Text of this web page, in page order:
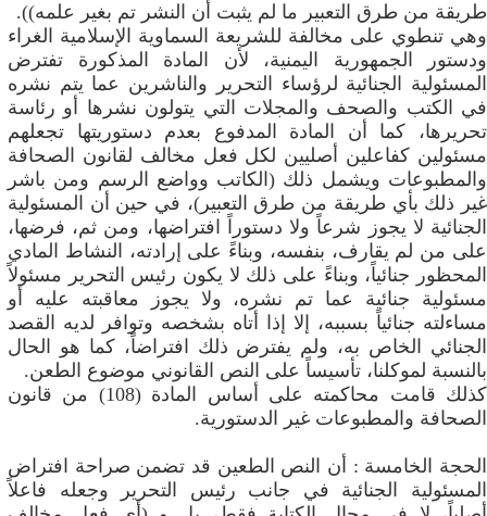
طريقة من طرق التعبير ما لم يثبت أن النشر تم بغير علمه)).
وهي تنطوي على مخالفة للشريعة السماوية الإسلامية الغراء
ودستور الجمهورية اليمنية، لأن المادة المذكورة تفترض
المسئولية الجنائية لرؤساء التحرير والناشرين عما يتم نشره
في الكتب والصحف والمجلات التي يتولون نشرها أو رئاسة
تحريرها، كما أن المادة المدفوع بعدم دستوريتها تجعلهم
مسئولين كفاعلين أصليين لكل فعل مخالف لقانون الصحافة
والمطبوعات ويشمل ذلك (الكاتب وواضع الرسم ومن باشر
غير ذلك بأي طريقة من طرق التعبير)، في حين أن المسئولية
الجنائية لا يجوز شرعاً ولا دستوراً افتراضها، ومن ثم، فرضها،
على من لم يقارف، بنفسه، وبناءً على إرادته، النشاط المادي
المحظور جنائياً، وبناءً على ذلك لا يكون رئيس التحرير مسئولاً
مسئولية جنائية عما تم نشره، ولا يجوز معاقبته عليه أو
مساءلته جنائياً بسببه، إلا إذا أتاه بشخصه وتوافر لديه القصد
الجنائي الخاص به، ولم يفترض ذلك افتراضاً، كما هو الحال
بالنسبة لموكلنا، تأسيساً على النص القانوني موضوع الطعن.
كذلك قامت محاكمته على أساس المادة (108) من قانون
الصحافة والمطبوعات غير الدستورية.
الحجة الخامسة : أن النص الطعين قد تضمن صراحة افتراض
المسئولية الجنائية في جانب رئيس التحرير وجعله فاعلاً